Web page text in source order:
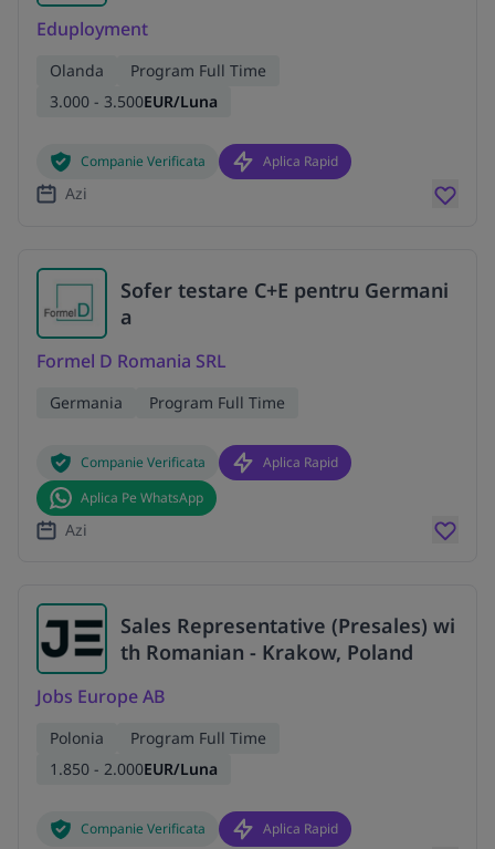
Eduployment
Olanda
Program Full Time
3.000 - 3.500EUR/Luna
Companie Verificata Aplica Rapid
Azi
Sofer testare C+E pentru Germani
a
Formel D Romania SRL
Germania Program Full Time
Companie Verificata
Aplica Rapid
Aplica Pe WhatsApp
Azi
Sales Representative (Presales) wi
th Romanian - Krakow, Poland
Jobs Europe AB
Polonia
Program Full Time
1.850 - 2.000EUR/Luna
Companie Verificata Aplica Rapid